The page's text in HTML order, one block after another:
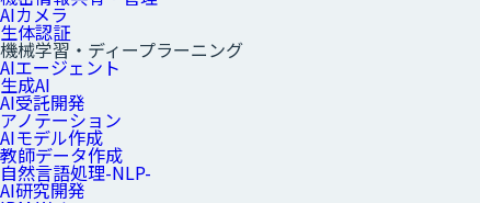
AIカメラ
生体認証
機械学習・ディープラーニング
AIエージェント
生成AI
AI受託開発
アノテーション
AIモデル作成
教師データ作成
自然言語処理-NLP-
AI研究開発